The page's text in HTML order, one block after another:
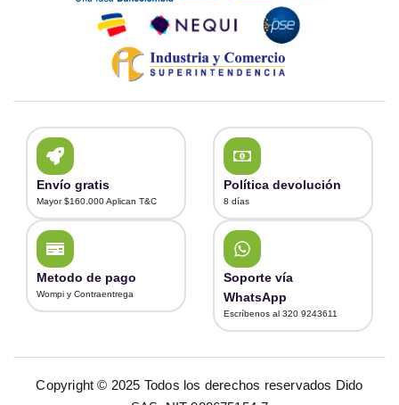
Envío gratis
Mayor $160.000 Aplican T&C
Política devolución
8 días
Metodo de pago
Wompi y Contraentrega
Soporte vía
WhatsApp
Escríbenos al 320 9243611
Copyright © 2025 Todos los derechos reservados Dido